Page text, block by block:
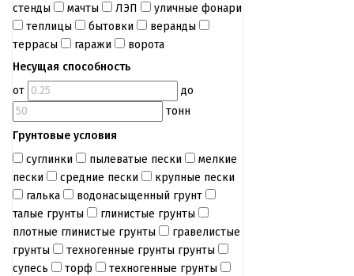
стенды
мачты ЛЭП
уличные фонари
теплицы
бытовки
веранды
террасы
гаражи
ворота
Несущая способность
от
до
тонн
Грунтовые условия
суглинки
пылеватые пески
мелкие
пески
средние пески
крупные пески
галька
водонасыщенный грунт
талые грунты
глинистые грунты
плотные глинистые грунты
гравелистые
грунты
техногенные грунты грунты
супесь
торф
техногенные грунты